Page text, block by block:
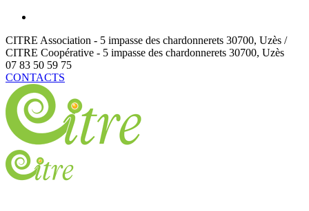
CITRE Association - 5 impasse des chardonnerets 30700, Uzès /
CITRE Coopérative - 5 impasse des chardonnerets 30700, Uzès
07 83 50 59 75
CONTACTS